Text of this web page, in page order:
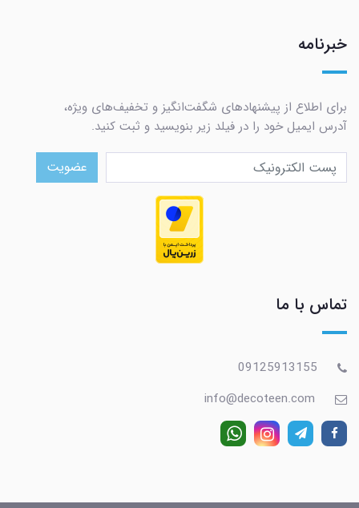
خبرنامه
برای اطلاع از پیشنهادهای شگفت‌انگیز و تخفیف‌های ویژه،
آدرس ایمیل خود را در فیلد زیر بنویسید و ثبت کنید.
عضویت
تماس با ما